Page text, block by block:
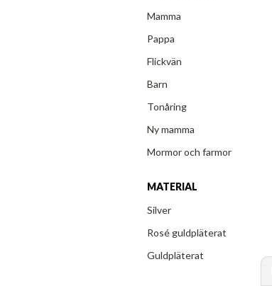
Mamma
Pappa
Flickvän
Barn
Tonåring
Ny mamma
Mormor och farmor
MATERIAL
Silver
Rosé guldpläterat
Guldpläterat